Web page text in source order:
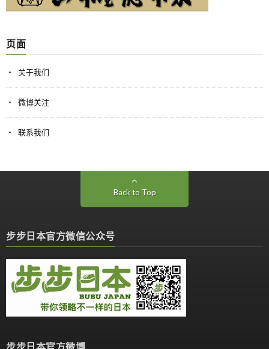
页面
关于我们
微博关注
联系我们
Back to Top
步步日本官方微信公众号
步步日本官方微博